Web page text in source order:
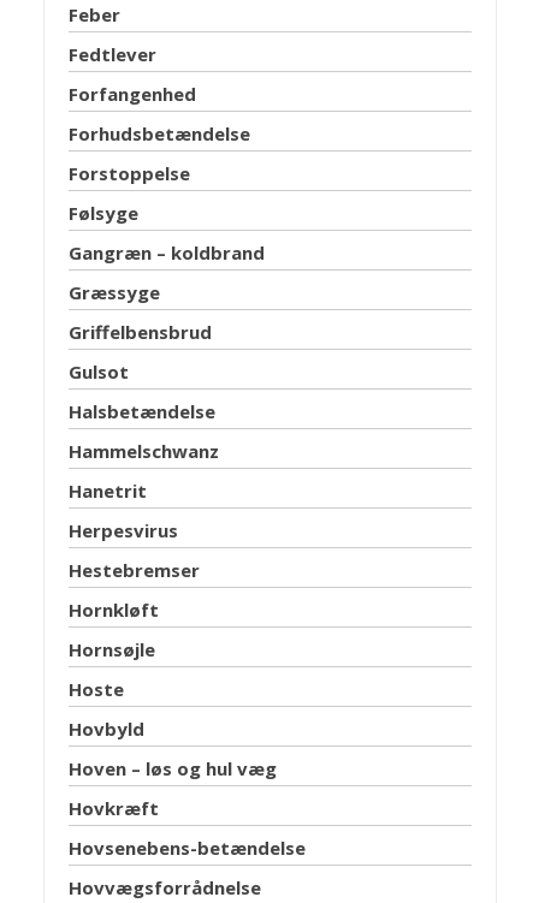
Feber
Fedtlever
Forfangenhed
Forhudsbetændelse
Forstoppelse
Følsyge
Gangræn – koldbrand
Græssyge
Griffelbensbrud
Gulsot
Halsbetændelse
Hammelschwanz
Hanetrit
Herpesvirus
Hestebremser
Hornkløft
Hornsøjle
Hoste
Hovbyld
Hoven – løs og hul væg
Hovkræft
Hovsenebens-betændelse
Hovvægsforrådnelse